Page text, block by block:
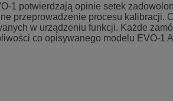
1 potwierdzają opinie setek
przeprowadzenie procesu kalibracji.
w urządzeniu funkcji. Każde
co opisywanego modelu EVO-1